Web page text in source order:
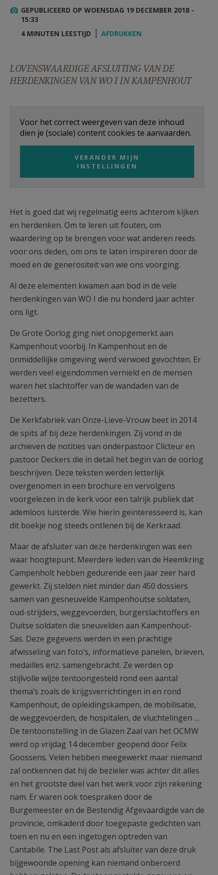
AANMELDEN OF REGISTREREN
GEPUBLICEERD OP WOENSDAG 19 DECEMBER 2018 -
15:33
4 MINUTEN LEESTIJD
AFDRUKKEN
LOVENSWAARDIGE AFSLUITING VAN DE
HERDENKINGEN VAN WO I IN KAMPENHOUT
Voor het correct weergeven van deze inhoud
dien je (sociale) content cookies te aanvaarden.
VERANDER MIJN
INSTELLINGEN
Het is goed dat wij regelmatig eens achterom kijken
en herdenken. Om te leren uit fouten, om
waardering op te brengen voor wat anderen reeds
voor ons deden, om ons te laten inspireren door de
moed en de generositeit van wie ons voorging.
Al deze elementen kwamen aan bod in de vele
herdenkingen van WO I die nu honderd jaar achter
ons ligt.
De Grote Oorlog ging niet onopgemerkt aan
Kampenhout voorbij. In Kampenhout en de
onmiddellijke omgeving werd verwoed gevochten. Er
werden veel eigendommen vernield en de mensen
waren het slachtoffer van de wandaden van de
bezetters.
De Kerkfabriek van Onze-Lieve-Vrouw beet in 2014
de spits af bij deze herdenkingen. Zij vond in de
archieven de notities van onderpastoor Clicteur en
pastoor Deckers die in detail het begin van de oorlog
beschrijven. Deze teksten werden letterlijk
overgenomen in een brochure en vervolgens
voorgelezen in de kerk voor een talrijk publiek dat
ademloos luisterde. Wie hierin geïnteresseerd is, kan
dit boekje nog steeds ontlenen bij de Kerkraad.
Maar de afsluiter van deze herdenkingen was een
waar hoogtepunt. Meerdere leden van de Heemkring
Campenholt hebben gedurende een jaar zeer hard
gewerkt. Zij stelden niet minder dan 450 dossiers
samen van gesneuvelde Kampenhoutse soldaten,
oud-strijders, weggevoerden, burgerslachtoffers en
Duitse soldaten die sneuvelden aan Kampenhout-
Sas. Deze gegevens werden in een prachtige
afwisseling van foto’s, informatieve panelen, brieven,
medailles enz. samengebracht. Ze werden op
stijlvolle wijze tentoongesteld rond een aantal
thema’s zoals de krijgsverrichtingen in en rond
Kampenhout, de opleidingskampen, de mobilisatie,
de weggevoerden, de hospitalen, de vluchtelingen …
De tentoonstelling in de Glazen Zaal van het OCMW
werd op vrijdag 14 december geopend door Felix
Goossens. Velen hebben meegewerkt maar niemand
zal ontkennen dat hij de bezieler was achter dit alles
en het grootste deel van het werk voor zijn rekening
nam. Er waren ook toespraken door de
Burgemeester en de Bestendig Afgevaardigde van de
provincie, omkaderd door toegepaste gedichten van
toen en nu en een ingetogen optreden van
Cantabile. The Last Post als afsluiter van deze druk
bijgewoonde opening kan niemand onberoerd